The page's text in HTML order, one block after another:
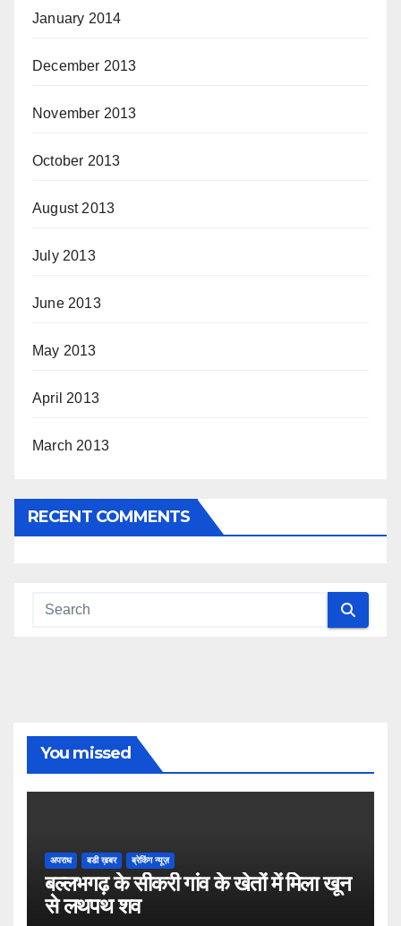
January 2014
December 2013
November 2013
October 2013
August 2013
July 2013
June 2013
May 2013
April 2013
March 2013
RECENT COMMENTS
You missed
अपराध बडी ख़बर ब्रेकिंग न्यूज़
बल्लभगढ़ के सीकरी गांव के खेतों में मिला खून
से लथपथ शव